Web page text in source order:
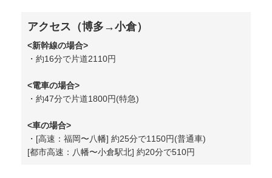
アクセス（博多→小倉）
<新幹線の場合>
・約16分で片道2110円
<電車の場合>
・約47分で片道1800円(特急)
<車の場合>
・[高速：福岡〜八幡] 約25分で1150円(普通車)
[都市高速：八幡〜小倉駅北] 約20分で510円